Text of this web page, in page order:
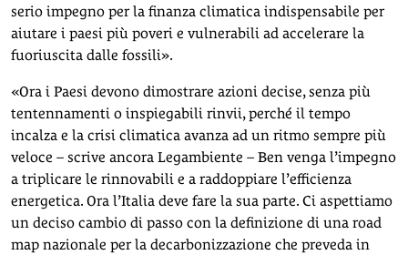
serio impegno per la finanza climatica indispensabile per
aiutare i paesi più poveri e vulnerabili ad accelerare la
fuoriuscita dalle fossili».
«Ora i Paesi devono dimostrare azioni decise, senza più
tentennamenti o inspiegabili rinvii, perché il tempo
incalza e la crisi climatica avanza ad un ritmo sempre più
veloce – scrive ancora Legambiente – Ben venga l’impegno
a triplicare le rinnovabili e a raddoppiare l’efficienza
energetica. Ora l’Italia deve fare la sua parte. Ci aspettiamo
un deciso cambio di passo con la definizione di una road
map nazionale per la decarbonizzazione che preveda in